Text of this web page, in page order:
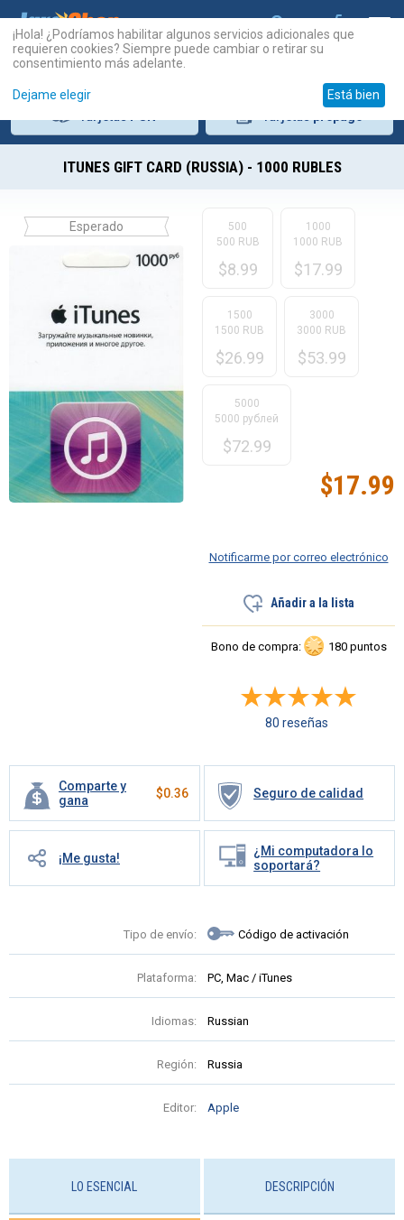
ITUNES GIFT CARD (RUSSIA) - 1000 RUBLES
Esperado
Comparte y
gana
$0.36 Seguro de calidad
¡Me gusta!
¿Mi computadora lo
soportará?
Tipo de envío: Código de activación
Plataforma: PC, Mac / iTunes
Idiomas: Russian
Región: Russia
Editor: Apple
500
500 RUB
$8.99
1000
1000 RUB
$17.99
1500
1500 RUB
$26.99
3000
3000 RUB
$53.99
5000
5000 рублей
$72.99
$17.99
Notificarme por correo electrónico
Añadir a la lista
Bono de compra: 180 puntos
80 reseñas
LO ESENCIAL DESCRIPCIÓN
¡Hola! ¿Podríamos habilitar algunos servicios adicionales que
requieren cookies? Siempre puede cambiar o retirar su
consentimiento más adelante.
Dejame elegir Está bien